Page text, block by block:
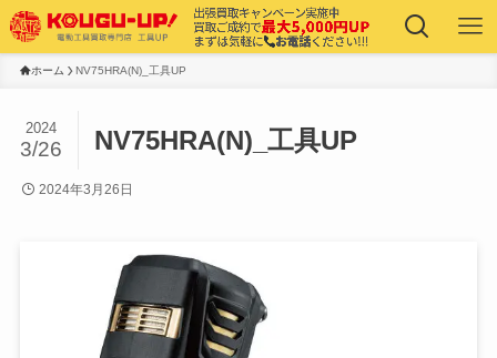
ホーム NV75HRA(N)_工具UP
NV75HRA(N)_工具UP
2024
3/26
2024年3月26日